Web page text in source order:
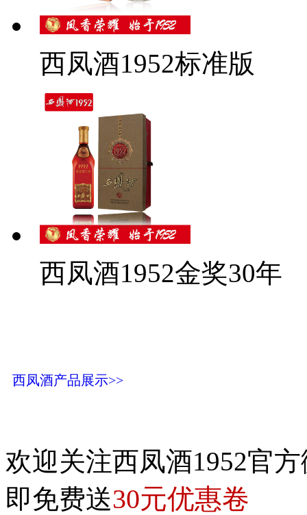
西凤酒1952标准版
西凤酒1952金奖30年
西凤酒产品展示>>
欢迎关注西凤酒1952官
即免费送30元优惠卷